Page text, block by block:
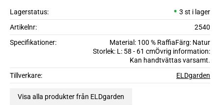
Lagerstatus
3 st i lager
Artikelnr
2540
Specifikationer
Material: 100 % RaffiaFärg: Natur
Storlek: L: 58 - 61 cmÖvrig information:
Kan handtvättas varsamt.
Tillverkare
ELDgarden
Visa alla produkter från ELDgarden